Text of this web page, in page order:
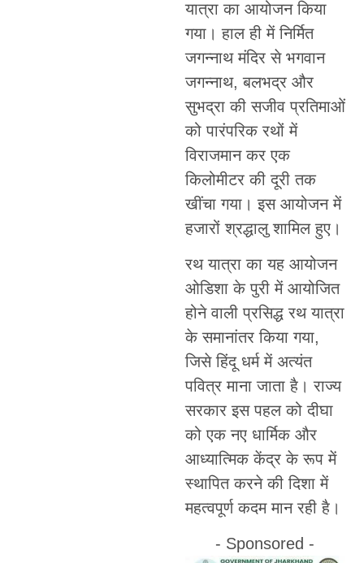
यात्रा का आयोजन किया
गया। हाल ही में निर्मित
जगन्नाथ मंदिर से भगवान
जगन्नाथ, बलभद्र और
सुभद्रा की सजीव प्रतिमाओं
को पारंपरिक रथों में
विराजमान कर एक
किलोमीटर की दूरी तक
खींचा गया। इस आयोजन में
हजारों श्रद्धालु शामिल हुए।
रथ यात्रा का यह आयोजन
ओडिशा के पुरी में आयोजित
होने वाली प्रसिद्ध रथ यात्रा
के समानांतर किया गया,
जिसे हिंदू धर्म में अत्यंत
पवित्र माना जाता है। राज्य
सरकार इस पहल को दीघा
को एक नए धार्मिक और
आध्यात्मिक केंद्र के रूप में
स्थापित करने की दिशा में
महत्वपूर्ण कदम मान रही है।
- Sponsored -